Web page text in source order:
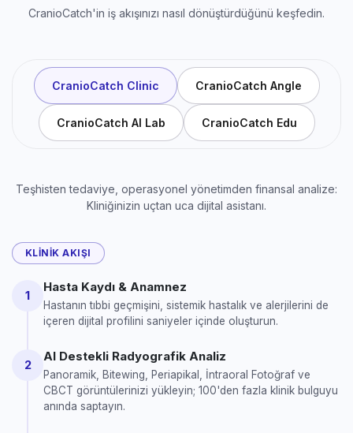
CranioCatch'in iş akışınızı nasıl dönüştürdüğünü keşfedin.
CranioCatch Clinic CranioCatch Angle
CranioCatch AI Lab CranioCatch Edu
Teşhisten tedaviye, operasyonel yönetimden finansal analize:
Kliniğinizin uçtan uca dijital asistanı.
KLINIK AKIŞI
1
Hasta Kaydı & Anamnez
Hastanın tıbbi geçmişini, sistemik hastalık ve alerjilerini de
içeren dijital profilini saniyeler içinde oluşturun.
2
AI Destekli Radyografik Analiz
Panoramik, Bitewing, Periapikal, İntraoral Fotoğraf ve
CBCT görüntülerinizi yükleyin; 100'den fazla klinik bulguyu
anında saptayın.